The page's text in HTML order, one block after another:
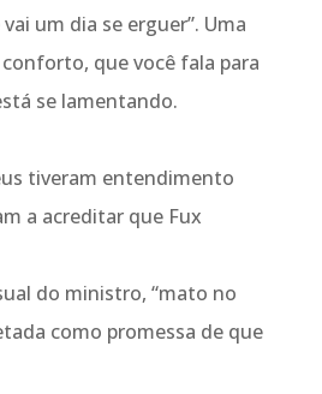
um dia se erguer”. Uma
que você fala para
se lamentando.
tiveram entendimento
a acreditar que Fux
do ministro, “mato no
como promessa de que